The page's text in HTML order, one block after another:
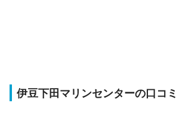
伊豆下田マリンセンターの口コミ